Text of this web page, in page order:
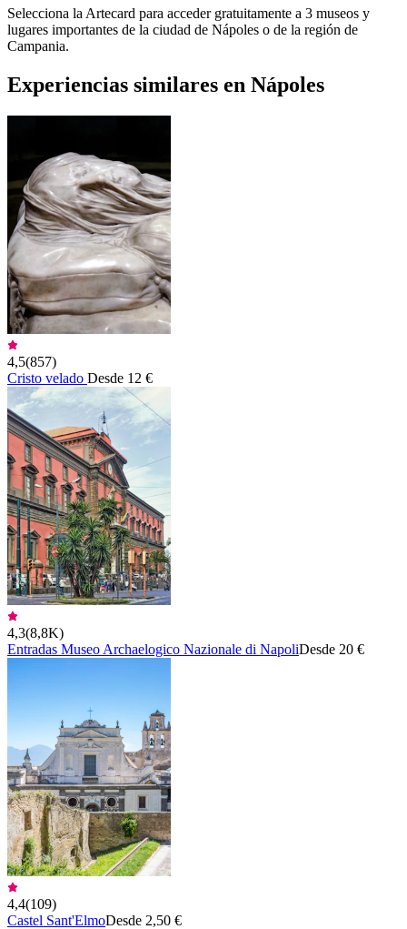
Selecciona la Artecard para acceder gratuitamente a 3 museos y
lugares importantes de la ciudad de Nápoles o de la región de
Campania.
Experiencias similares en Nápoles
4,5(857)
Cristo velado Desde 12 €
4,3(8,8K)
Entradas Museo Archaelogico Nazionale di NapoliDesde 20 €
4,4(109)
Castel Sant'ElmoDesde 2,50 €